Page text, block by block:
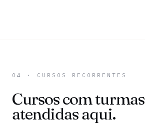
04 · CURSOS RECORRENTES
Cursos com turmas
atendidas aqui.